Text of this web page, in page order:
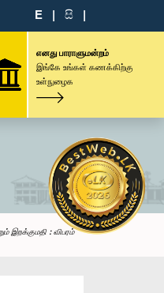
E | සි |
எனது பாராளுமன்றம்
இங்கே உங்கள் கணக்கிற்கு
உள்நுழைக
இறக்குமதி : விபரம்